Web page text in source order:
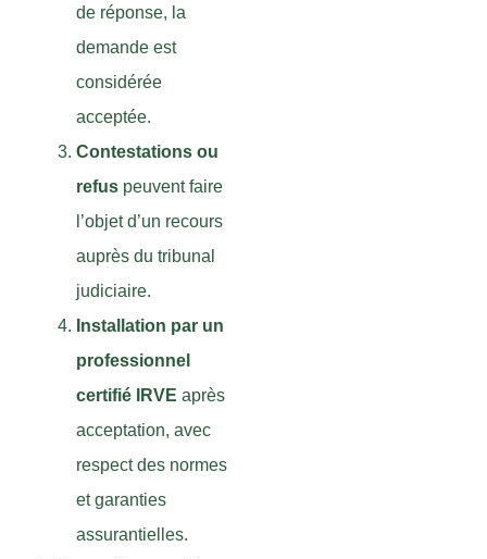
de réponse, la
demande est
considérée
acceptée.
Contestations ou
refus peuvent faire
l’objet d’un recours
auprès du tribunal
judiciaire.
Installation par un
professionnel
certifié IRVE après
acceptation, avec
respect des normes
et garanties
assurantielles.